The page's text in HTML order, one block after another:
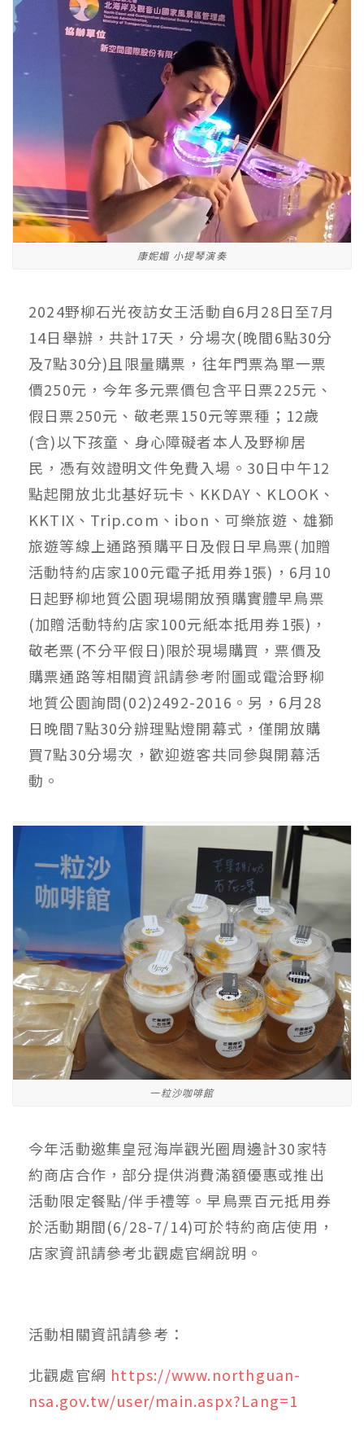
康妮媚 小提琴演奏
2024野柳石光夜訪女王活動自6月28日至7月
14日舉辦，共計17天，分場次(晚間6點30分
及7點30分)且限量購票，往年門票為單一票
價250元，今年多元票價包含平日票225元、
假日票250元、敬老票150元等票種；12歲
(含)以下孩童、身心障礙者本人及野柳居
民，憑有效證明文件免費入場。30日中午12
點起開放北北基好玩卡、KKDAY、KLOOK、
KKTIX、Trip.com、ibon、可樂旅遊、雄獅
旅遊等線上通路預購平日及假日早鳥票(加贈
活動特約店家100元電子抵用券1張)，6月10
日起野柳地質公園現場開放預購實體早鳥票
(加贈活動特約店家100元紙本抵用券1張)，
敬老票(不分平假日)限於現場購買，票價及
購票通路等相關資訊請參考附圖或電洽野柳
地質公園詢問(02)2492-2016。另，6月28
日晚間7點30分辦理點燈開幕式，僅開放購
買7點30分場次，歡迎遊客共同參與開幕活
動。
一粒沙咖啡館
今年活動邀集皇冠海岸觀光圈周邊計30家特
約商店合作，部分提供消費滿額優惠或推出
活動限定餐點/伴手禮等。早鳥票百元抵用券
於活動期間(6/28-7/14)可於特約商店使用，
店家資訊請參考北觀處官網說明。
活動相關資訊請參考：
北觀處官網 https://www.northguan-
nsa.gov.tw/user/main.aspx?Lang=1